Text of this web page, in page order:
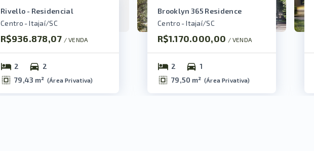
Rivello - Residencial
Centro - Itajaí/SC
R$936.878,07 / VENDA
2
2
79,43 m² (Área Privativa)
Brooklyn 365 Residence
Centro - Itajaí/SC
R$1.170.000,00 / VENDA
2
1
79,50 m² (Área Privativa)